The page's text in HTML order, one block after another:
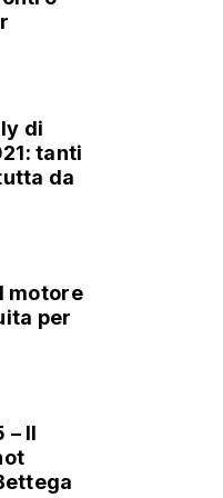
di
tanti
da
motore
per
– Il